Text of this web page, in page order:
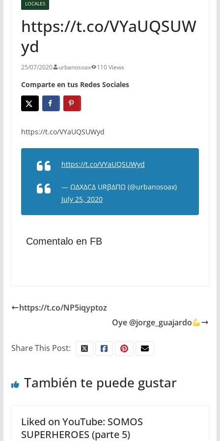
LOCALES
https://t.co/VYaUQSUW
yd
25/07/2020 urbanosoax 110 Views
Comparte en tus Redes Sociales
https://t.co/VYaUQSUWyd
https://t.co/VYaUQSUWyd
— ΩΔXΔCΔ URβΔΠΩ (@urbanosoax)
July 25, 2020
Comentalo en FB
https://t.co/NP5iqyptoz
Oye @jorge_guajardo
Share This Post:
También te puede gustar
Liked on YouTube: SOMOS
SUPERHEROES (parte 5)